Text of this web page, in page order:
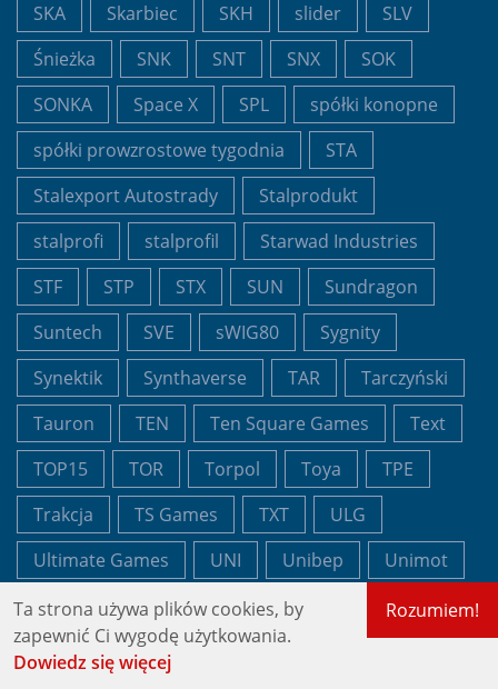
SKA
Skarbiec SKH slider
SLV
Śnieżka
SNK SNT SNX
SOK
SONKA
Space X SPL
spółki konopne
spółki prowzrostowe tygodnia
STA
Stalexport Autostrady
Stalprodukt
stalprofi
stalprofil
Starwad Industries
STF
STP STX SUN
Sundragon
Suntech
SVE sWIG80
Sygnity
Synektik
Synthaverse TAR
Tarczyński
Tauron
TEN Ten Square Games
Text
TOP15
TOR Torpol Toya
TPE
Trakcja
TS Games TXT
ULG
Ultimate Games
UNI Unibep
Unimot
usa
Vercom VGO
Vigo Photonics
VIN
Vindexus
Rozumiem!
Ta strona używa plików cookies, by
zapewnić Ci wygodę użytkowania.
Dowiedz się więcej